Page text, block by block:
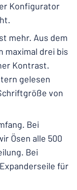
Konfigurator
mehr. Aus dem
maximal drei bis
Kontrast.
gelesen
von
Bei
Ösen alle 500
Bei
für